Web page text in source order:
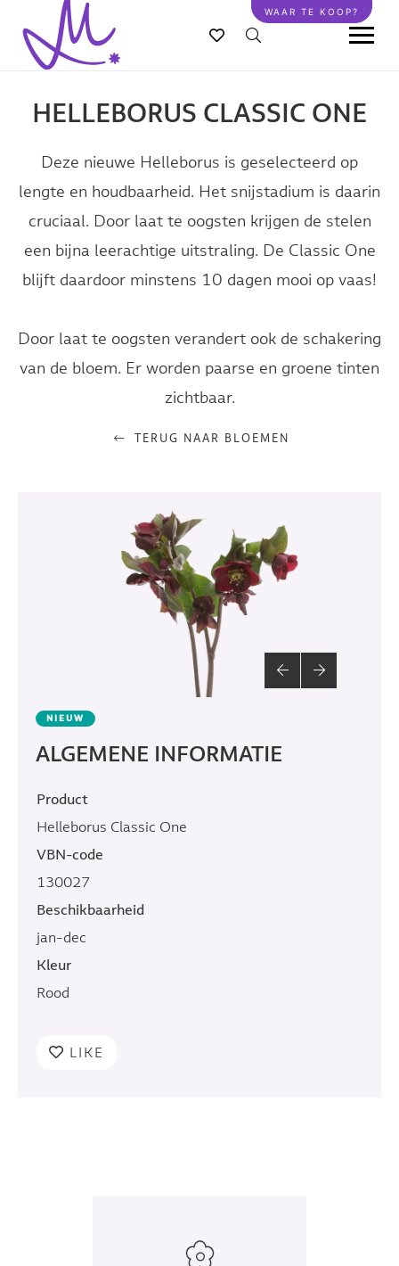
Overslaan
naar
inhoud
gaan
WAAR TE KOOP?
HELLEBORUS CLASSIC ONE
Deze nieuwe Helleborus is geselecteerd op
lengte en houdbaarheid. Het snijstadium is daarin
cruciaal. Door laat te oogsten krijgen de stelen
een bijna leerachtige uitstraling. De Classic One
blijft daardoor minstens 10 dagen mooi op vaas!
Door laat te oogsten verandert ook de schakering
van de bloem. Er worden paarse en groene tinten
zichtbaar.
TERUG NAAR BLOEMEN
NIEUW
ALGEMENE INFORMATIE
Product
Helleborus Classic One
VBN-code
130027
Beschikbaarheid
jan-dec
Kleur
Rood
LIKE